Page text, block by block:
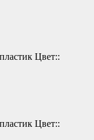
пластик Цвет::
пластик Цвет::